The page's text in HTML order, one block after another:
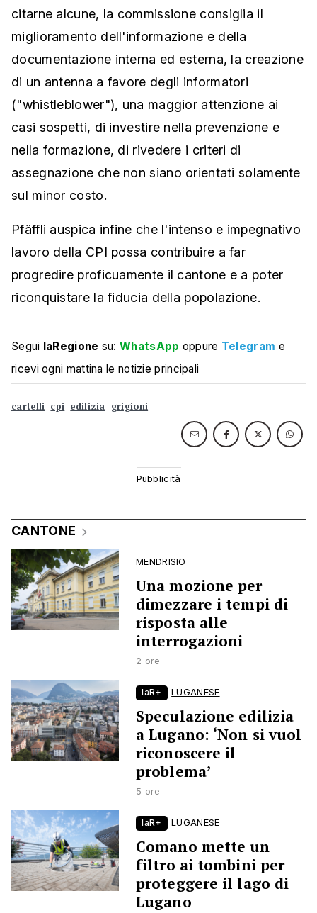
citarne alcune, la commissione consiglia il
miglioramento dell'informazione e della
documentazione interna ed esterna, la creazione
di un antenna a favore degli informatori
("whistleblower"), una maggior attenzione ai
casi sospetti, di investire nella prevenzione e
nella formazione, di rivedere i criteri di
assegnazione che non siano orientati solamente
sul minor costo.
Pfäffli auspica infine che l'intenso e impegnativo
lavoro della CPI possa contribuire a far
progredire proficuamente il cantone e a poter
riconquistare la fiducia della popolazione.
Segui laRegione su:WhatsApp oppure Telegram e
ricevi ogni mattina le notizie principali
cartelli cpi edilizia grigioni
CANTONE
MENDRISIO
Una mozione per
dimezzare i tempi di
risposta alle
interrogazioni
2 ore
laR+ LUGANESE
Speculazione edilizia
a Lugano: ‘Non si vuol
riconoscere il
problema’
5 ore
laR+ LUGANESE
Comano mette un
filtro ai tombini per
proteggere il lago di
Lugano